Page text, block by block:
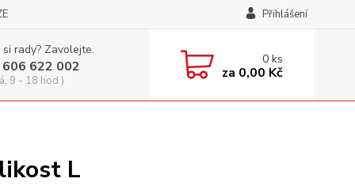
Přihlášení
rady? Zavolejte.
622 002
9 - 18 hod.)
0ks
za 0,00 Kč
L